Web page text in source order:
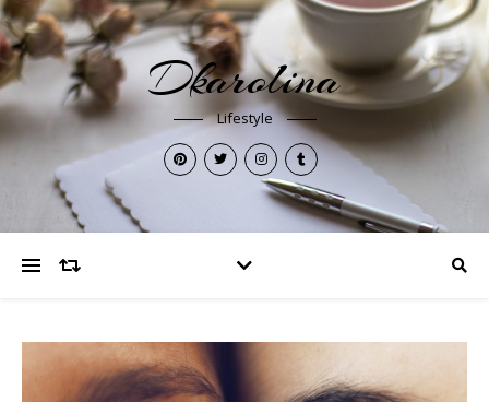
Dkarolina
Lifestyle